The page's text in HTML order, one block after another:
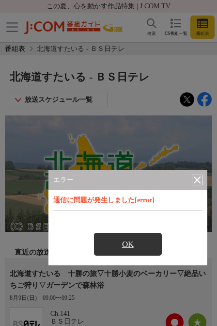
この夏、心を動かす作品特集 | J:COM TV
CS番組一覧 番組表
検索
番組表 北海道すたいる - ＢＳ日テレ
エラー
通信に問題が発生しました[error]
OK
北海道すたいる - ＢＳ日テレ
放送スケジュール一覧
直近の放送
北海道すたいる 十勝の旅▽十勝小麦のベーカリー▽絶品い
ちご狩り▽ガーデンで森林浴
8月9日(日) 09:00〜09:25
Ch.141
ＢＳ日テレ